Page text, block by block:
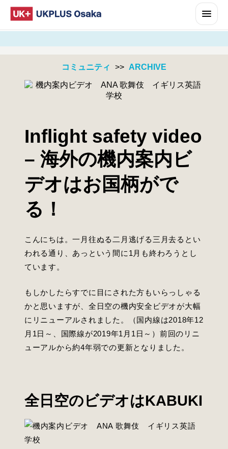
FAQ
ご入学までの流れ
レベルチェック
スタッフ
ここから始める
クラスレベル (CEFR)
Life in English
試験
IELTS模擬テスト
IELTS 1:1
IELTSグループレッスン
IELTS4U@ディスタンス
OET4U
Kidsコース
留学・Study Abroad UK＋
コミュニティ >> ARCHIVE
Inflight safety video
– 海外の機内案内ビ
デオはお国柄がで
る！
こんにちは。一月往ぬる二月逃げる三月去るとい
われる通り、あっという間に1月も終わろうとし
ています。
もしかしたらすでに目にされた方もいらっしゃる
かと思いますが、全日空の機内安全ビデオが大幅
にリニューアルされました。（国内線は2018年12
月1日～、国際線が2019年1月1日～）前回のリニ
ューアルから約4年弱での更新となりました。
全日空のビデオはKABUKI